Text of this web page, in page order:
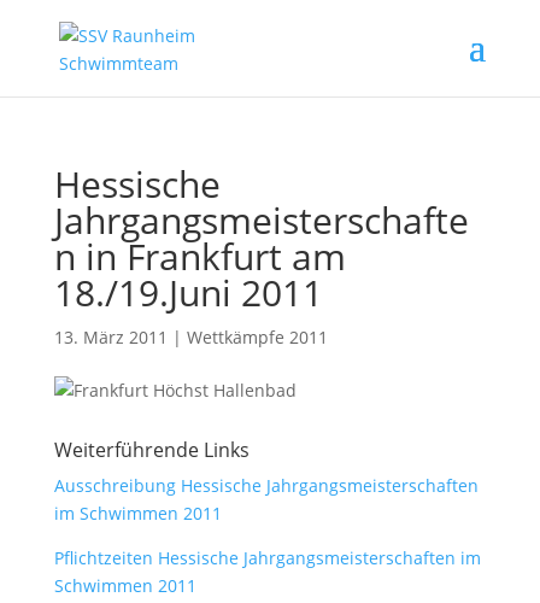
Hessische
Jahrgangsmeisterschafte
n in Frankfurt am
18./19.Juni 2011
13. März 2011 | Wettkämpfe 2011
Weiterführende Links
Ausschreibung Hessische Jahrgangsmeisterschaften
im Schwimmen 2011
Pflichtzeiten Hessische Jahrgangsmeisterschaften im
Schwimmen 2011